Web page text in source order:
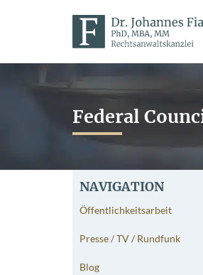
Federal
NAVIGATION
Öffentlichkeitsarbeit
Presse / TV / Rundfunk
Blog